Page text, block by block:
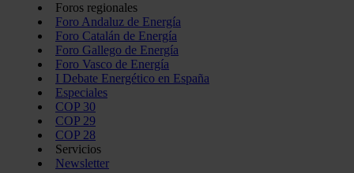
Foros regionales
Foro Andaluz de Energía
Foro Catalán de Energía
Foro Gallego de Energía
Foro Vasco de Energía
I Debate Energético en España
Especiales
COP 30
COP 29
COP 28
Servicios
Newsletter